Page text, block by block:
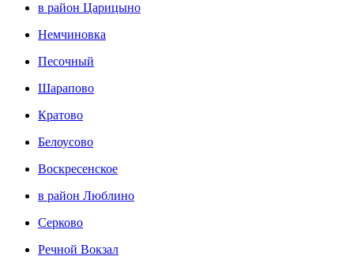
в район Царицыно
Немчиновка
Песочный
Шарапово
Кратово
Белоусово
Воскресенское
в район Люблино
Серково
Речной Вокзал